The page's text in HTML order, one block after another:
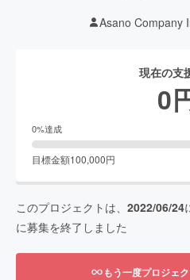
Asano Company
現在の支
0
0%達成
目標金額100,000円
このプロジェクトは、 2022/06/24
に募集を終了しました
もう一度プロジェ